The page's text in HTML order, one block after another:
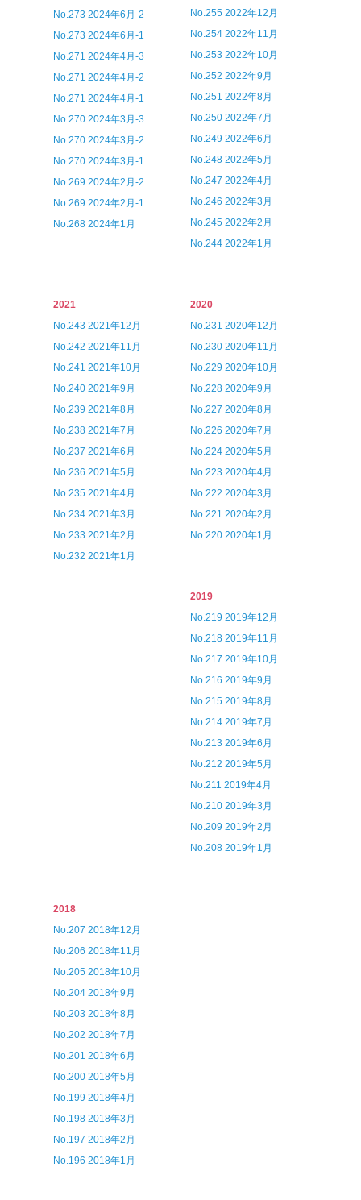
No.273 2024年6月-2
No.273 2024年6月-1
No.271 2024年4月-3
No.271 2024年4月-2
No.271 2024年4月-1
No.270 2024年3月-3
No.270 2024年3月-2
No.270 2024年3月-1
No.269 2024年2月-2
No.269 2024年2月-1
No.268 2024年1月
No.255 2022年12月
No.254 2022年11月
No.253 2022年10月
No.252 2022年9月
No.251 2022年8月
No.250 2022年7月
No.249 2022年6月
No.248 2022年5月
No.247 2022年4月
No.246 2022年3月
No.245 2022年2月
No.244 2022年1月
2021
No.243 2021年12月
No.242 2021年11月
No.241 2021年10月
No.240 2021年9月
No.239 2021年8月
No.238 2021年7月
No.237 2021年6月
No.236 2021年5月
No.235 2021年4月
No.234 2021年3月
No.233 2021年2月
No.232 2021年1月
2020
No.231 2020年12月
No.230 2020年11月
No.229 2020年10月
No.228 2020年9月
No.227 2020年8月
No.226 2020年7月
No.224 2020年5月
No.223 2020年4月
No.222 2020年3月
No.221 2020年2月
No.220 2020年1月
2019
No.219 2019年12月
No.218 2019年11月
No.217 2019年10月
No.216 2019年9月
No.215 2019年8月
No.214 2019年7月
No.213 2019年6月
No.212 2019年5月
No.211 2019年4月
No.210 2019年3月
No.209 2019年2月
No.208 2019年1月
2018
No.207 2018年12月
No.206 2018年11月
No.205 2018年10月
No.204 2018年9月
No.203 2018年8月
No.202 2018年7月
No.201 2018年6月
No.200 2018年5月
No.199 2018年4月
No.198 2018年3月
No.197 2018年2月
No.196 2018年1月